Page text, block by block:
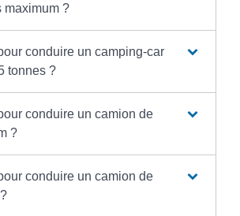
maximum ?
conduire un camping-car
tonnes ?
conduire un camion de
?
conduire un camion de